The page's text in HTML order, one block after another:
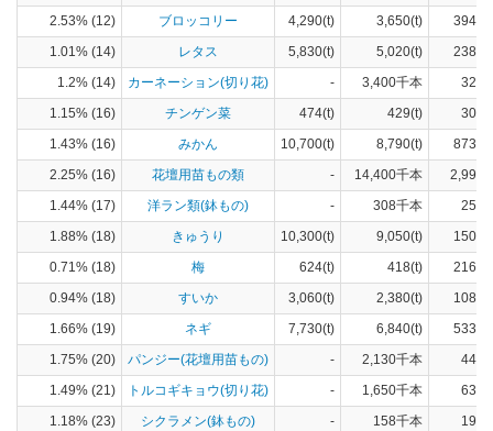
2.53% (12)
ブロッコリー 4,290(t) 3,650(t)
1.01% (14)
レタス 5,830(t) 5,020(t)
1.2% (14)
カーネーション(切り花) - 3,400千本
1.15% (16)
チンゲン菜 474(t) 429(t)
1.43% (16)
みかん 10,700(t) 8,790(t)
2.25% (16)
花壇用苗もの類 - 14,400千本
1.44% (17)
洋ラン類(鉢もの) - 308千本
1.88% (18)
きゅうり 10,300(t) 9,050(t)
0.71% (18)
梅 624(t) 418(t)
0.94% (18)
すいか 3,060(t) 2,380(t)
1.66% (19)
ネギ 7,730(t) 6,840(t)
1.75% (20)
パンジー(花壇用苗もの) - 2,130千本
1.49% (21)
トルコギキョウ(切り花) - 1,650千本
1.18% (23)
シクラメン(鉢もの) - 158千本